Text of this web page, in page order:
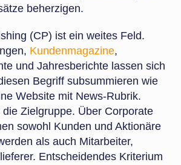
beherzigen.
(CP) ist ein weites Feld.
Kundenmagazine,
und Jahresberichte lassen sich
Begriff subsummieren wie
Website mit News-Rubrik.
Zielgruppe. Über Corporate
sowohl Kunden und Aktionäre
als auch Mitarbeiter,
Entscheidendes Kriterium